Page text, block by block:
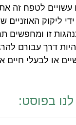
לטפח זה
ליקוק
זו ומחפשים
דרך עבורם
או לבעלי
בפוסט: